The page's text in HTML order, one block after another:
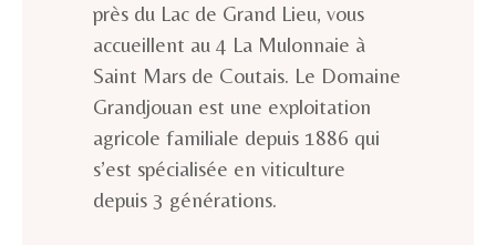
près du Lac de Grand Lieu, vous
accueillent au 4 La Mulonnaie à
Saint Mars de Coutais. Le Domaine
Grandjouan est une exploitation
agricole familiale depuis 1886 qui
s’est spécialisée en viticulture
depuis 3 générations.